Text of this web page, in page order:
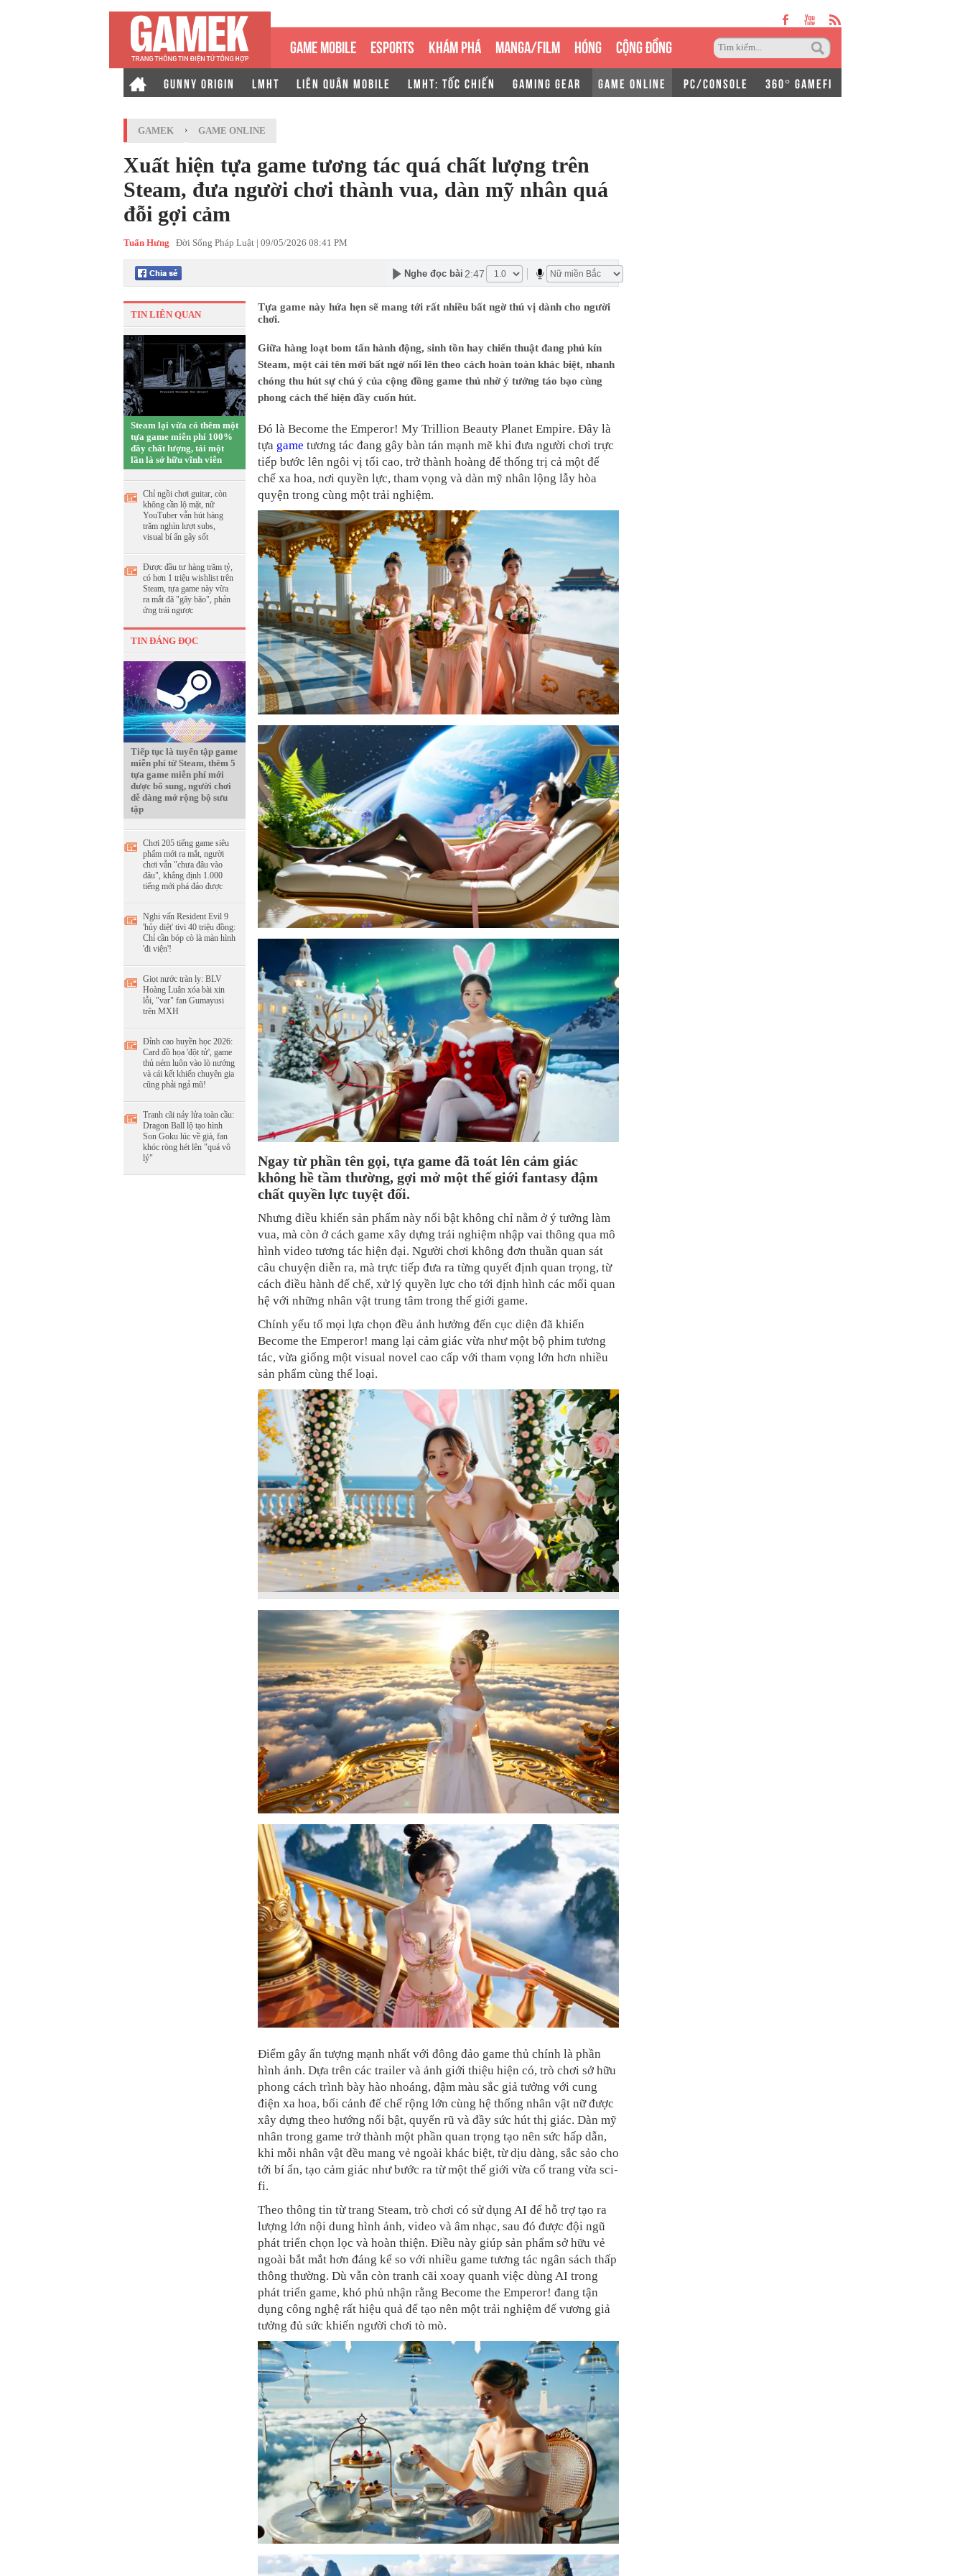
GAME MOBILE ESPORTS KHÁM PHÁ MANGA/FILM HÓNG CỘNG ĐỒNG
GUNNY ORIGIN LMHT LIÊN QUÂN MOBILE LMHT: TỐC CHIẾN GAMING GEAR GAME ONLINE PC/CONSOLE 360° GAMEFI
GAMEK › GAME ONLINE
Xuất hiện tựa game tương tác quá chất lượng trên
Steam, đưa người chơi thành vua, dàn mỹ nhân quá
đỗi gợi cảm
Tuấn Hưng Đời Sống Pháp Luật | 09/05/2026 08:41 PM
Nghe đọc bài 2:47
TIN LIÊN QUAN
Steam lại vừa có thêm một
tựa game miễn phí 100%
đầy chất lượng, tải một
lần là sở hữu vĩnh viễn
Chỉ ngồi chơi guitar, còn
không cần lộ mặt, nữ
YouTuber vẫn hút hàng
trăm nghìn lượt subs,
visual bí ẩn gây sốt
Được đầu tư hàng trăm tỷ,
có hơn 1 triệu wishlist trên
Steam, tựa game này vừa
ra mắt đã "gây bão", phản
ứng trái ngược
TIN ĐÁNG ĐỌC
Tiếp tục là tuyển tập game
miễn phí từ Steam, thêm 5
tựa game miễn phí mới
được bổ sung, người chơi
dễ dàng mở rộng bộ sưu
tập
Chơi 205 tiếng game siêu
phẩm mới ra mắt, người
chơi vẫn "chưa đâu vào
đâu", khẳng định 1.000
tiếng mới phá đảo được
Nghi vấn Resident Evil 9
'hủy diệt' tivi 40 triệu đồng:
Chỉ cần bóp cò là màn hình
'đi viện'!
Giọt nước tràn ly: BLV
Hoàng Luân xóa bài xin
lỗi, "var" fan Gumayusi
trên MXH
Đỉnh cao huyền học 2026:
Card đồ họa 'đột tử', game
thủ ném luôn vào lò nướng
và cái kết khiến chuyên gia
cũng phải ngả mũ!
Tranh cãi nảy lửa toàn cầu:
Dragon Ball lộ tạo hình
Son Goku lúc về già, fan
khóc ròng hét lên "quá vô
lý"
Tựa game này hứa hẹn sẽ mang tới rất nhiều bất ngờ thú vị dành cho người
chơi.
Giữa hàng loạt bom tấn hành động, sinh tồn hay chiến thuật đang phủ kín
Steam, một cái tên mới bất ngờ nổi lên theo cách hoàn toàn khác biệt, nhanh
chóng thu hút sự chú ý của cộng đồng game thủ nhờ ý tưởng táo bạo cùng
phong cách thể hiện đầy cuốn hút.
Đó là Become the Emperor! My Trillion Beauty Planet Empire. Đây là
tựa game tương tác đang gây bàn tán mạnh mẽ khi đưa người chơi trực
tiếp bước lên ngôi vị tối cao, trở thành hoàng đế thống trị cả một đế
chế xa hoa, nơi quyền lực, tham vọng và dàn mỹ nhân lộng lẫy hòa
quyện trong cùng một trải nghiệm.
Ngay từ phần tên gọi, tựa game đã toát lên cảm giác
không hề tầm thường, gợi mở một thế giới fantasy đậm
chất quyền lực tuyệt đối.
Nhưng điều khiến sản phẩm này nổi bật không chỉ nằm ở ý tưởng làm
vua, mà còn ở cách game xây dựng trải nghiệm nhập vai thông qua mô
hình video tương tác hiện đại. Người chơi không đơn thuần quan sát
câu chuyện diễn ra, mà trực tiếp đưa ra từng quyết định quan trọng, từ
cách điều hành đế chế, xử lý quyền lực cho tới định hình các mối quan
hệ với những nhân vật trung tâm trong thế giới game.
Chính yếu tố mọi lựa chọn đều ảnh hưởng đến cục diện đã khiến
Become the Emperor! mang lại cảm giác vừa như một bộ phim tương
tác, vừa giống một visual novel cao cấp với tham vọng lớn hơn nhiều
sản phẩm cùng thể loại.
Điểm gây ấn tượng mạnh nhất với đông đảo game thủ chính là phần
hình ảnh. Dựa trên các trailer và ảnh giới thiệu hiện có, trò chơi sở hữu
phong cách trình bày hào nhoáng, đậm màu sắc giả tưởng với cung
điện xa hoa, bối cảnh đế chế rộng lớn cùng hệ thống nhân vật nữ được
xây dựng theo hướng nổi bật, quyến rũ và đầy sức hút thị giác. Dàn mỹ
nhân trong game trở thành một phần quan trọng tạo nên sức hấp dẫn,
khi mỗi nhân vật đều mang vẻ ngoài khác biệt, từ dịu dàng, sắc sảo cho
tới bí ẩn, tạo cảm giác như bước ra từ một thế giới vừa cổ trang vừa sci-
fi.
Theo thông tin từ trang Steam, trò chơi có sử dụng AI để hỗ trợ tạo ra
lượng lớn nội dung hình ảnh, video và âm nhạc, sau đó được đội ngũ
phát triển chọn lọc và hoàn thiện. Điều này giúp sản phẩm sở hữu vẻ
ngoài bắt mắt hơn đáng kể so với nhiều game tương tác ngân sách thấp
thông thường. Dù vẫn còn tranh cãi xoay quanh việc dùng AI trong
phát triển game, khó phủ nhận rằng Become the Emperor! đang tận
dụng công nghệ rất hiệu quả để tạo nên một trải nghiệm đế vương giả
tưởng đủ sức khiến người chơi tò mò.